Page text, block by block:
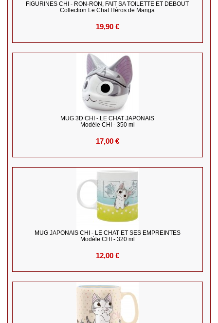
FIGURINES CHI - RON-RON, FAIT SA TOILETTE ET DEBOUT
Collection Le Chat Héros de Manga
19,90 €
MUG 3D CHI - LE CHAT JAPONAIS
Modèle CHI - 350 ml
17,00 €
MUG JAPONAIS CHI - LE CHAT ET SES EMPREINTES
Modèle CHI - 320 ml
12,00 €